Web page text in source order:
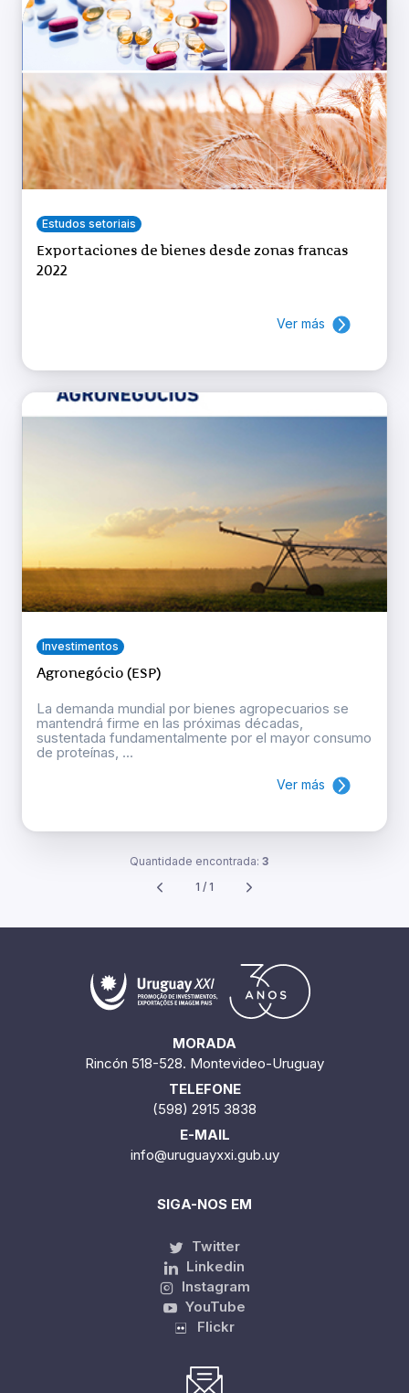
Estudos setoriais
Exportaciones de bienes desde zonas francas
2022
Ver más
Investimentos
Agronegócio (ESP)
La demanda mundial por bienes agropecuarios se
mantendrá firme en las próximas décadas,
sustentada fundamentalmente por el mayor consumo
de proteínas, ...
Ver más
Quantidade encontrada: 3
1 / 1
MORADA
Rincón 518-528. Montevideo-Uruguay
TELEFONE
(598) 2915 3838
E-MAIL
info@uruguayxxi.gub.uy
SIGA-NOS EM
Twitter
Linkedin
Instagram
YouTube
Flickr